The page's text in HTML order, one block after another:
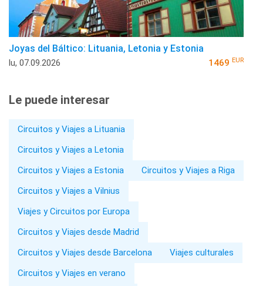
Joyas del Báltico: Lituania, Letonia y Estonia
lu, 07.09.2026 1469 EUR
Le puede interesar
Circuitos y Viajes a Lituania
Circuitos y Viajes a Letonia
Circuitos y Viajes a Estonia
Circuitos y Viajes a Riga
Circuitos y Viajes a Vilnius
Viajes y Circuitos por Europa
Circuitos y Viajes desde Madrid
Circuitos y Viajes desde Barcelona
Viajes culturales
Circuitos y Viajes en verano